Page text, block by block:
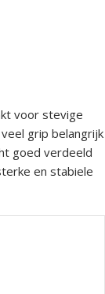
voor stevige
grip belangrijk
goed verdeeld
en stabiele